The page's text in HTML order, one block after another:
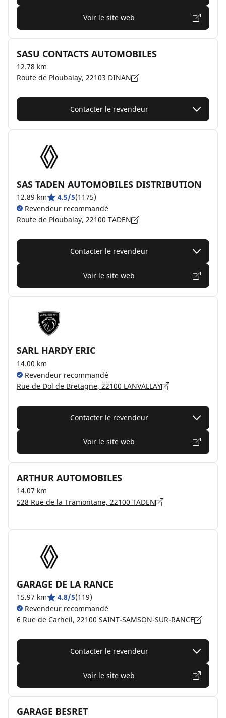
Voir le site web
SASU CONTACTS AUTOMOBILES
12.78 km
Route de Ploubalay, 22103 DINAN
Contacter le revendeur
SAS TADEN AUTOMOBILES DISTRIBUTION
12.89 km 4.5/5(1175)
Revendeur recommandé
Route de Ploubalay, 22100 TADEN
Contacter le revendeur
Voir le site web
SARL HARDY ERIC
14.00 km
Revendeur recommandé
Rue de Dol de Bretagne, 22100 LANVALLAY
Contacter le revendeur
Voir le site web
ARTHUR AUTOMOBILES
14.07 km
528 Rue de la Tramontane, 22100 TADEN
GARAGE DE LA RANCE
15.97 km 4.8/5(119)
Revendeur recommandé
6 Rue de Carheil, 22100 SAINT-SAMSON-SUR-RANCE
Contacter le revendeur
Voir le site web
GARAGE BESRET